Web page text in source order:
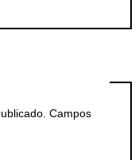
Campos